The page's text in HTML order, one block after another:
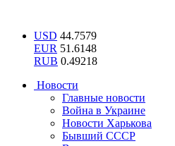
USD 44.7579
EUR 51.6148
RUB 0.49218
Новости
Главные новости
Война в Украине
Новости Харькова
Бывший СССР